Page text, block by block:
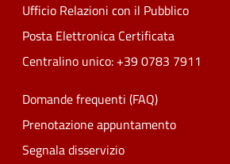
Ufficio Relazioni con il Pubblico
Posta Elettronica Certificata
Centralino unico: +39 0783 7911
Domande frequenti (FAQ)
Prenotazione appuntamento
Segnala disservizio